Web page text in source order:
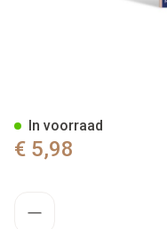
€ 5,98
In voorraad